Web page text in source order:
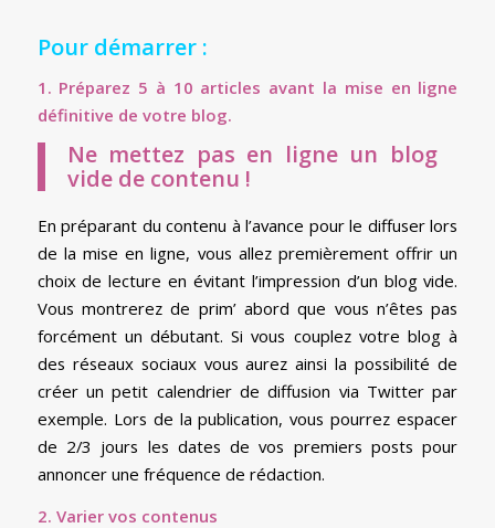
Pour démarrer :
1. Préparez 5 à 10 articles avant la mise en ligne
définitive de votre blog.
Ne mettez pas en ligne un blog
vide de contenu !
En préparant du contenu à l’avance pour le diffuser lors
de la mise en ligne, vous allez premièrement offrir un
choix de lecture en évitant l’impression d’un blog vide.
Vous montrerez de prim’ abord que vous n’êtes pas
forcément un débutant. Si vous couplez votre blog à
des réseaux sociaux vous aurez ainsi la possibilité de
créer un petit calendrier de diffusion via Twitter par
exemple. Lors de la publication, vous pourrez espacer
de 2/3 jours les dates de vos premiers posts pour
annoncer une fréquence de rédaction.
2. Varier vos contenus